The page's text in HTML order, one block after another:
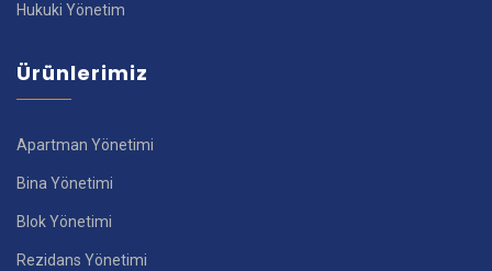
Hukuki Yönetim
Ürünlerimiz
Apartman Yönetimi
Bina Yönetimi
Blok Yönetimi
Rezidans Yönetimi